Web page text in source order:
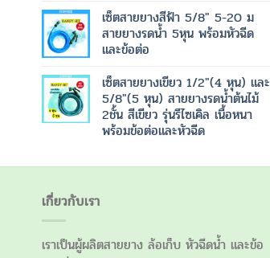
เซ็ตสายยางสีฟ้า 5/8" 5-20 ม
สายยางรดน้ำ 5หุน พร้อมหัวฉีด
และข้อต่อ
เซ็ตสายยางเขียว 1/2"(4 หุน) และ
5/8"(5 หุน) สายยางรดน้ำต้นไม้
2ชั้น สีเขียว รุ่นรีไซเคิล เนื้อหนา
พร้อมข้อต่อและหัวฉีด
เกี่ยวกับเรา
เราเป็นผู้ผลิตสายยาง ล้อเก็บ หัวฉีดน้ำ และข้อ